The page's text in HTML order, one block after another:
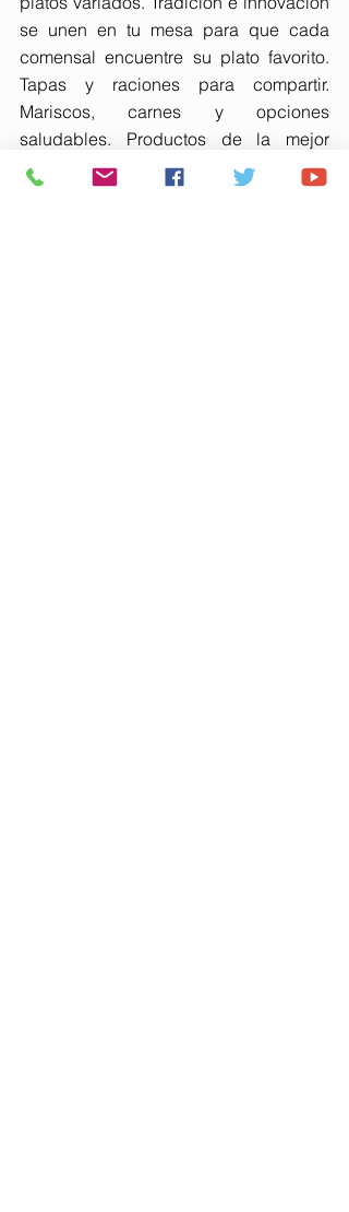
se unen en tu mesa para que cada
comensal encuentre su plato favorito.
Tapas y raciones para compartir.
Mariscos, carnes y opciones
saludables. Productos de la mejor
calidad.
En Huelva, la variedad en Don Quijote